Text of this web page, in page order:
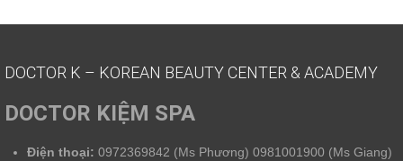
DOCTOR K – KOREAN BEAUTY CENTER & ACADEMY
DOCTOR KIỆM SPA
Điện thoại: 0972369842 (Ms Phương) 0981001900 (Ms Giang)